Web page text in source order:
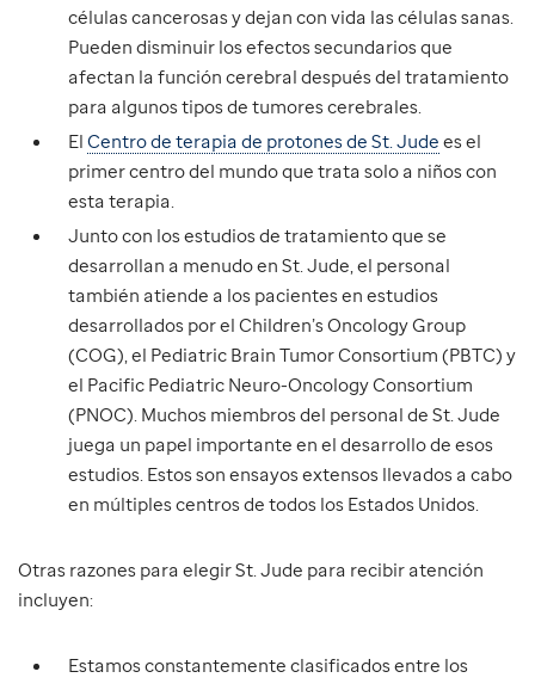
células cancerosas y dejan con vida las células sanas.
Pueden disminuir los efectos secundarios que
afectan la función cerebral después del tratamiento
para algunos tipos de tumores cerebrales.
El Centro de terapia de protones de St. Jude es el
primer centro del mundo que trata solo a niños con
esta terapia.
Junto con los estudios de tratamiento que se
desarrollan a menudo en St. Jude, el personal
también atiende a los pacientes en estudios
desarrollados por el Children’s Oncology Group
(COG), el Pediatric Brain Tumor Consortium (PBTC) y
el Pacific Pediatric Neuro-Oncology Consortium
(PNOC). Muchos miembros del personal de St. Jude
juega un papel importante en el desarrollo de esos
estudios. Estos son ensayos extensos llevados a cabo
en múltiples centros de todos los Estados Unidos.
Otras razones para elegir St. Jude para recibir atención
incluyen:
Estamos constantemente clasificados entre los